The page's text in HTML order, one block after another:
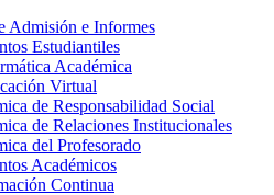
Admisión e Informes
Estudiantiles
Académica
Virtual
de Responsabilidad Social
de Relaciones Institucionales
del Profesorado
Académicos
Continua